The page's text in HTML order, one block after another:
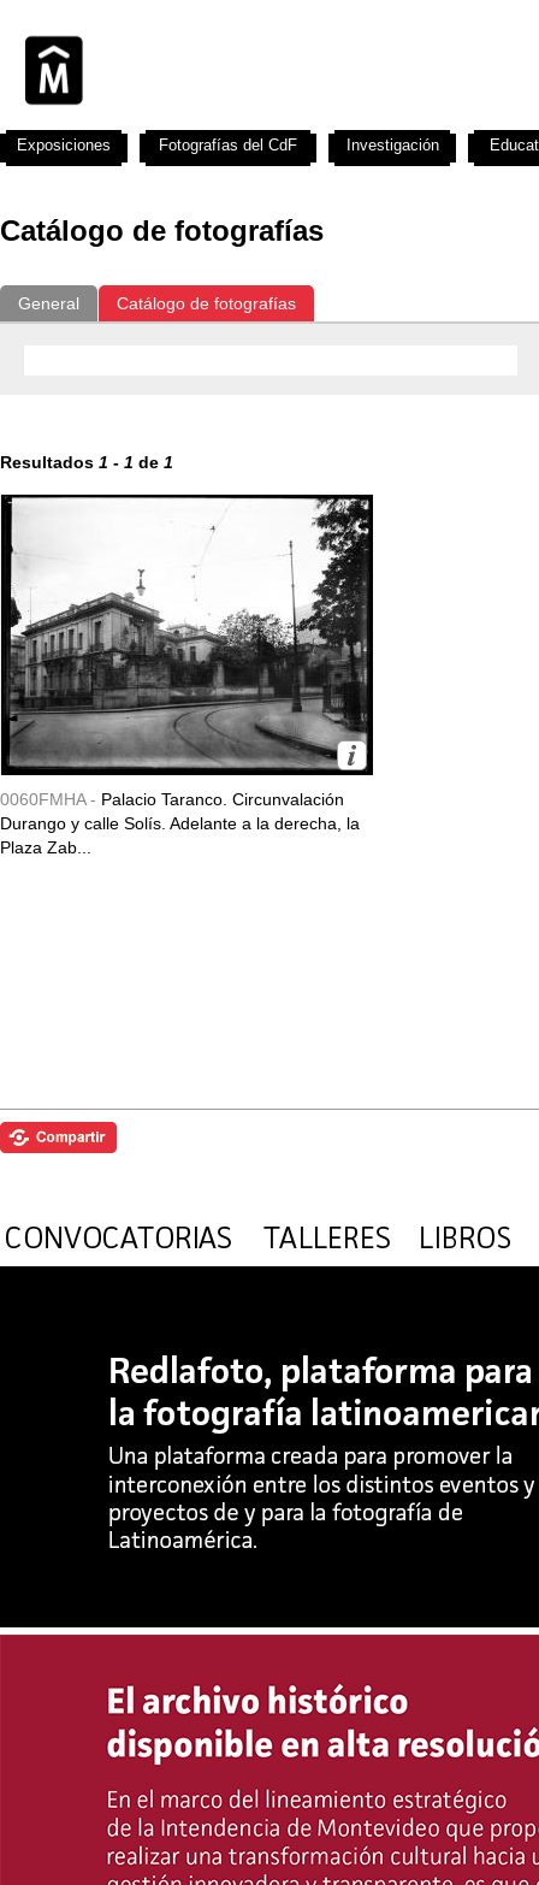
Catálogo de fotografías
General Catálogo de fotografías
Resultados 1 - 1 de 1
0060FMHA - Palacio Taranco. Circunvalación
Durango y calle Solís. Adelante a la derecha, la
Plaza Zab...
Exposiciones Fotografías del CdF Investigación